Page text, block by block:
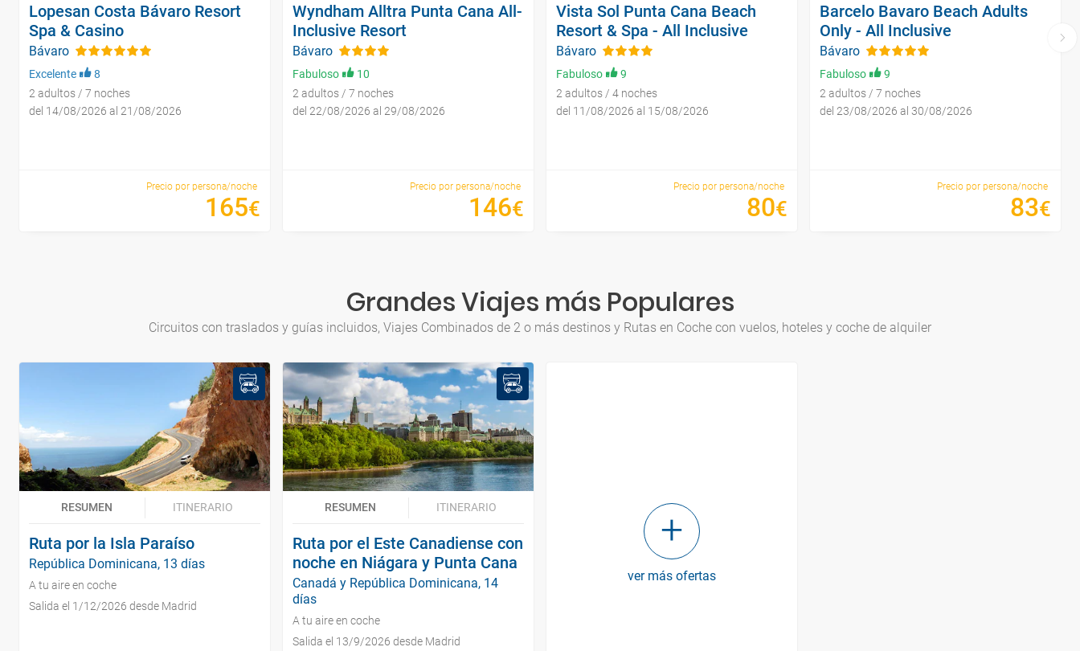
Lopesan Costa Bávaro Resort
Spa & Casino
Bávaro
Excelente
8
2 adultos / 7 noches
del 14/08/2026 al 21/08/2026
Precio por persona/noche
165€
Wyndham Alltra Punta Cana All-
Inclusive Resort
Bávaro
Fabuloso
10
2 adultos / 7 noches
del 22/08/2026 al 29/08/2026
Precio por persona/noche
146€
Vista Sol Punta Cana Beach
Resort & Spa - All Inclusive
Bávaro
Fabuloso
9
2 adultos / 4 noches
del 11/08/2026 al 15/08/2026
Precio por persona/noche
80€
Barcelo Bavaro Beach Adults
Only - All Inclusive
Bávaro
Fabuloso
9
2 adultos / 7 noches
del 23/08/2026 al 30/08/2026
Precio por persona/noche
83€
Grandes Viajes más Populares
Circuitos con traslados y guías incluidos, Viajes Combinados de 2 o más destinos y Rutas en Coche con vuelos, hoteles y coche de alquiler
RESUMEN ITINERARIO
Ruta por la Isla Paraíso
República Dominicana, 13 días
A tu aire en coche
Salida el 1/12/2026 desde Madrid
RESUMEN ITINERARIO
Ruta por el Este Canadiense con
noche en Niágara y Punta Cana
Canadá y República Dominicana, 14
días
A tu aire en coche
Salida el 13/9/2026 desde Madrid
ver más ofertas